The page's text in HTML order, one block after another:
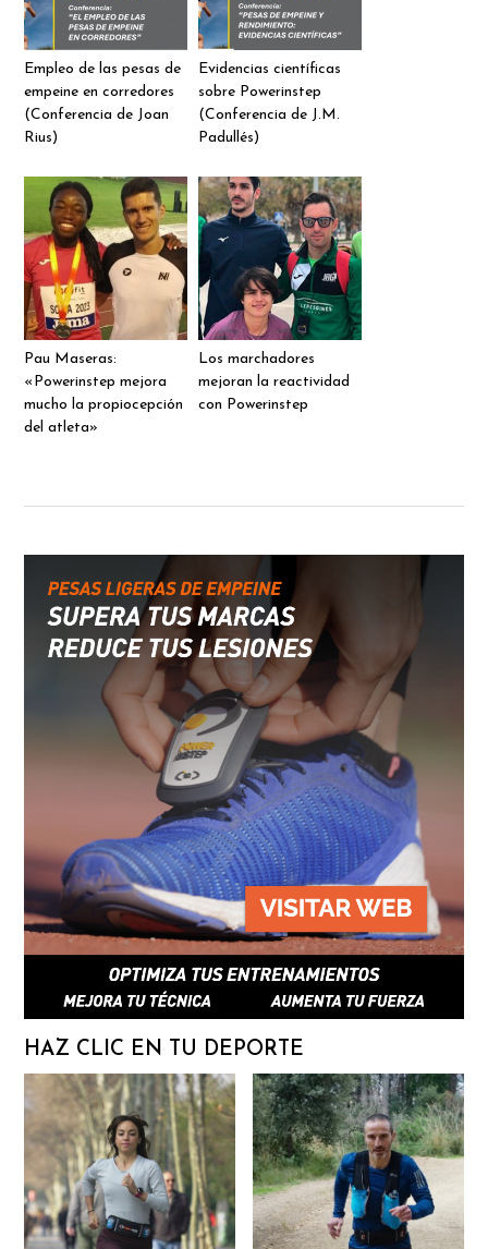
Empleo de las pesas de
empeine en corredores
(Conferencia de Joan
Rius)
Evidencias científicas
sobre Powerinstep
(Conferencia de J.M.
Padullés)
Pau Maseras:
«Powerinstep mejora
mucho la propiocepción
del atleta»
Los marchadores
mejoran la reactividad
con Powerinstep
HAZ CLIC EN TU DEPORTE